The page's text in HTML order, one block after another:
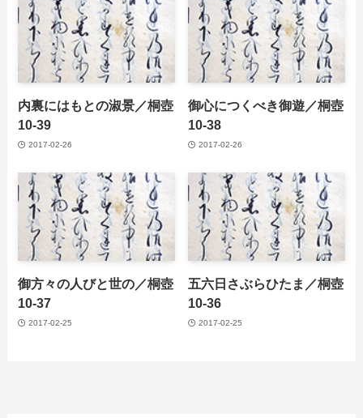
内裏にはもとの淑景／桐壺
10-39
2017-02-26
御心につくべき御遊／桐壺
10-38
2017-02-26
御方々の人びと世の／桐壺
10-37
2017-02-25
五六日さぶらひたま／桐壺
10-36
2017-02-25